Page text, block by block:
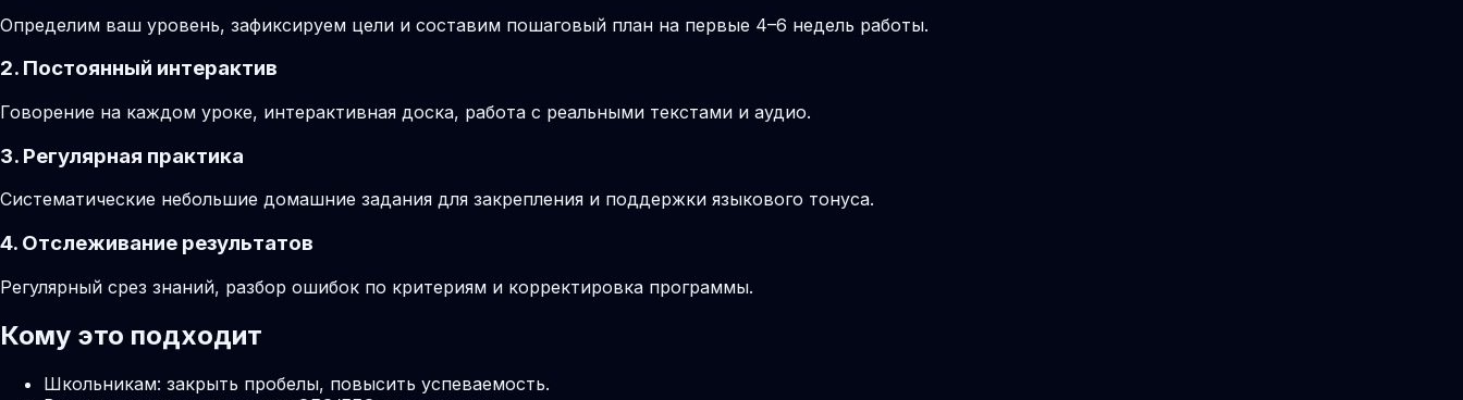
Определим ваш уровень, зафиксируем цели и составим пошаговый план на первые 4–6 недель работы.
2. Постоянный интерактив
Говорение на каждом уроке, интерактивная доска, работа с реальными текстами и аудио.
3. Регулярная практика
Систематические небольшие домашние задания для закрепления и поддержки языкового тонуса.
4. Отслеживание результатов
Регулярный срез знаний, разбор ошибок по критериям и корректировка программы.
Кому это подходит
Школьникам: закрыть пробелы, повысить успеваемость.